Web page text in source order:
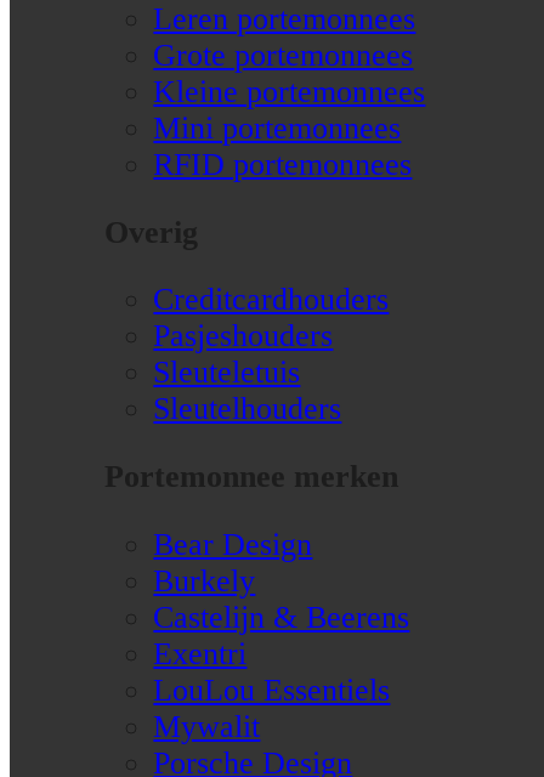
Leren portemonnees
Grote portemonnees
Kleine portemonnees
Mini portemonnees
RFID portemonnees
Overig
Creditcardhouders
Pasjeshouders
Sleuteletuis
Sleutelhouders
Portemonnee merken
Bear Design
Burkely
Castelijn & Beerens
Exentri
LouLou Essentiels
Mywalit
Porsche Design